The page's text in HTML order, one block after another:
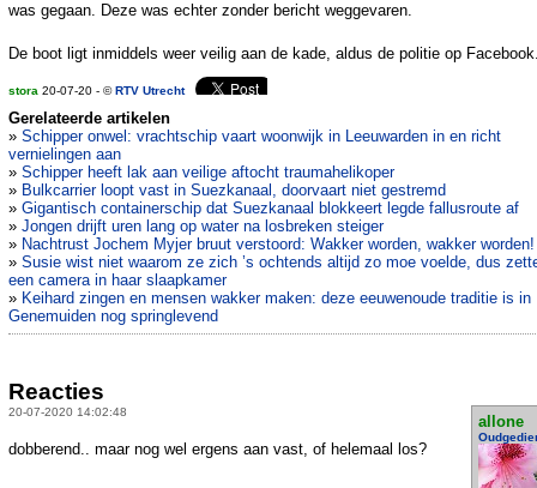
was gegaan. Deze was echter zonder bericht weggevaren.
De boot ligt inmiddels weer veilig aan de kade, aldus de politie op
stora 20-07-20 - ©RTV Utrecht
Gerelateerde artikelen
» Schipper onwel: vrachtschip vaart woonwijk in Leeuwarden in en richt
vernielingen aan
» Schipper heeft lak aan veilige aftocht traumahelikoper
» Bulkcarrier loopt vast in Suezkanaal, doorvaart niet gestremd
» Gigantisch containerschip dat Suezkanaal blokkeert legde fallusroute af
» Jongen drijft uren lang op water na losbreken steiger
» Nachtrust Jochem Myjer bruut verstoord: Wakker worden, wakker worden!
» Susie wist niet waarom ze zich ’s ochtends altijd zo moe voelde, dus
een camera in haar slaapkamer
» Keihard zingen en mensen wakker maken: deze eeuwenoude traditie is in
Genemuiden nog springlevend
Reacties
20-07-2020 14:02:48
allone
dobberend.. maar nog wel ergens aan vast, of helemaal los?